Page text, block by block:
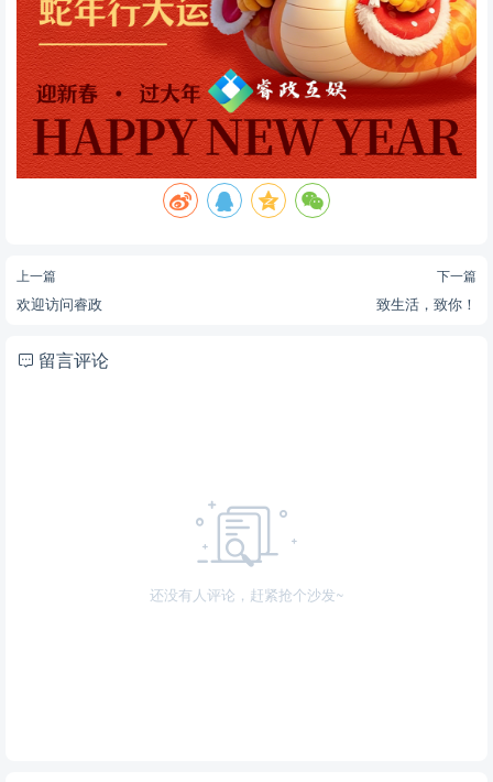
上一篇
欢迎访问睿政
下一篇
致生活，致你！
留言评论
还没有人评论，赶紧抢个沙发~